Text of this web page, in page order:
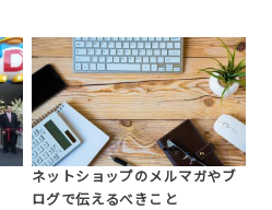
ネットショップのメルマガやブ
ログで伝えるべきこと